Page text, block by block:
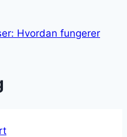
Hvordan fungerer